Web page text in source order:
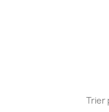
Trier